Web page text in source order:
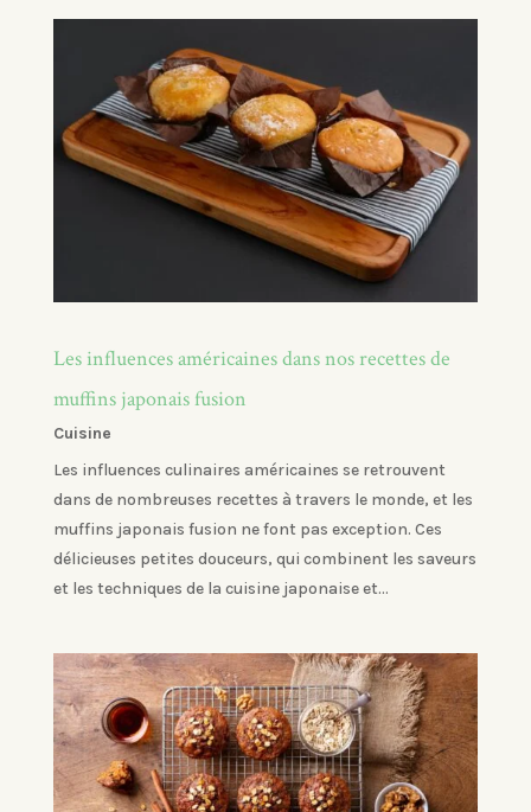
Les influences américaines dans nos recettes de
muffins japonais fusion
Cuisine
Les influences culinaires américaines se retrouvent
dans de nombreuses recettes à travers le monde, et les
muffins japonais fusion ne font pas exception. Ces
délicieuses petites douceurs, qui combinent les saveurs
et les techniques de la cuisine japonaise et...